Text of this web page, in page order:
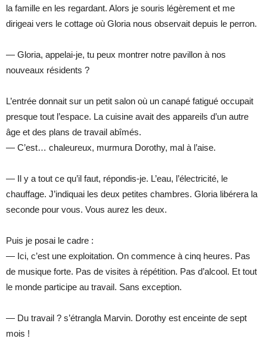
la famille en les regardant. Alors je souris légèrement et me
dirigeai vers le cottage où Gloria nous observait depuis le perron.
— Gloria, appelai-je, tu peux montrer notre pavillon à nos
nouveaux résidents ?
L’entrée donnait sur un petit salon où un canapé fatigué occupait
presque tout l’espace. La cuisine avait des appareils d’un autre
âge et des plans de travail abîmés.
— C’est… chaleureux, murmura Dorothy, mal à l’aise.
— Il y a tout ce qu’il faut, répondis-je. L’eau, l’électricité, le
chauffage. J’indiquai les deux petites chambres. Gloria libérera la
seconde pour vous. Vous aurez les deux.
Puis je posai le cadre :
— Ici, c’est une exploitation. On commence à cinq heures. Pas
de musique forte. Pas de visites à répétition. Pas d’alcool. Et tout
le monde participe au travail. Sans exception.
— Du travail ? s’étrangla Marvin. Dorothy est enceinte de sept
mois !